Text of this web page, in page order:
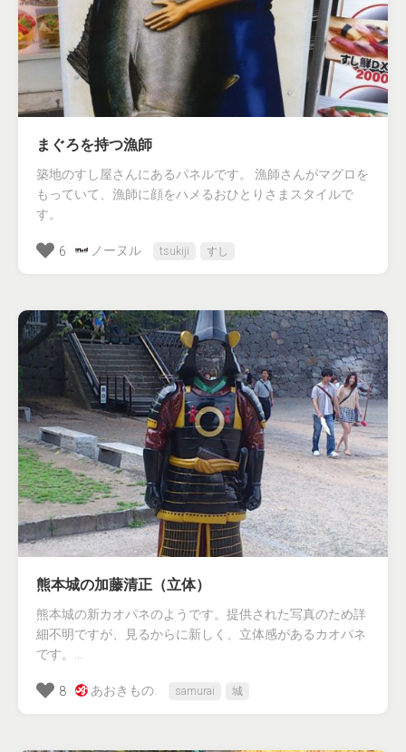
まぐろを持つ漁師
築地のすし屋さんにあるパネルです。 漁師さんがマグロを
もっていて、漁師に顔をハメるおひとりさまスタイルで
す。
6 ノーヌル tsukiji すし
熊本城の加藤清正（立体）
熊本城の新カオパネのようです。提供された写真のため詳
細不明ですが、見るからに新しく、立体感があるカオパネ
です。...
8 あおきもの. samurai 城